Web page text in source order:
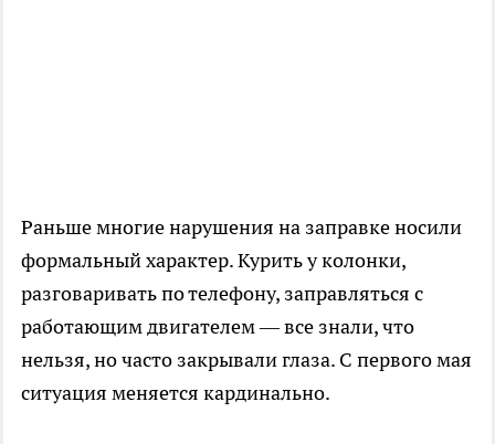
Раньше многие нарушения на заправке носили
формальный характер. Курить у колонки,
разговаривать по телефону, заправляться с
работающим двигателем — все знали, что
нельзя, но часто закрывали глаза. С первого мая
ситуация меняется кардинально.